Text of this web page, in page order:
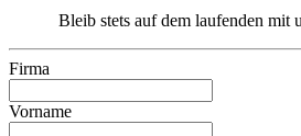
Bleib stets auf dem laufenden mit
Firma
Vorname